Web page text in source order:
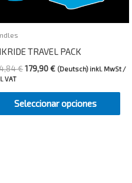
TRAVEL PACK
€179,90€ (Deutsch) inkl. MwSt /
VAT
Seleccionar opciones